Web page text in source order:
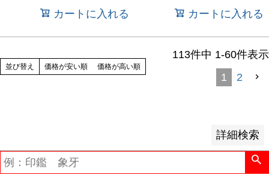
カートに入れる カートに入れる
並び替え 価格が安い順 価格が高い順
113件中 1-60件表示
1
2
詳細検索
登録順
価格が高い順
優先度順
レビュー順